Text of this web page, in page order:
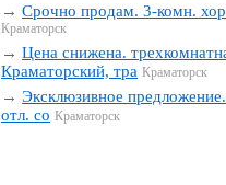
→Срочно продам. 3-комн.
Краматорск
→Цена снижена.
Краматорский, тра Краматорск
→Эксклюзивное
отл. со Краматорск